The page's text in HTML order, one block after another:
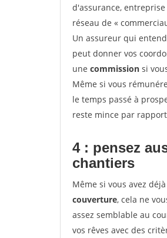
d'assurance,
réseau de «
Un assureur qui
peut donner vos
une commission si
Même si vous
le temps passé à
reste mince par
4 : pensez
chantiers
Même si vous avez
couverture, cela ne
assez semblable au
vos rêves avec des